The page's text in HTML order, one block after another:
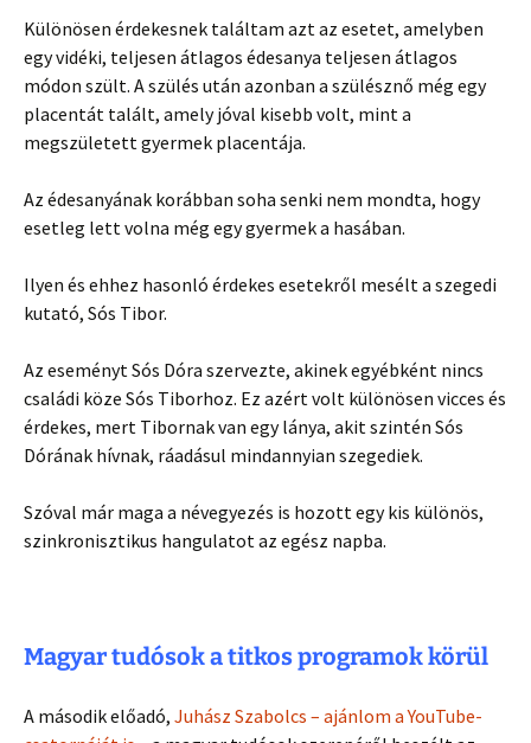
Különösen érdekesnek találtam azt az esetet, amelyben
egy vidéki, teljesen átlagos édesanya teljesen átlagos
módon szült. A szülés után azonban a szülésznő még egy
placentát talált, amely jóval kisebb volt, mint a
megszületett gyermek placentája.
Az édesanyának korábban soha senki nem mondta, hogy
esetleg lett volna még egy gyermek a hasában.
Ilyen és ehhez hasonló érdekes esetekről mesélt a szegedi
kutató, Sós Tibor.
Az eseményt Sós Dóra szervezte, akinek egyébként nincs
családi köze Sós Tiborhoz. Ez azért volt különösen vicces és
érdekes, mert Tibornak van egy lánya, akit szintén Sós
Dórának hívnak, ráadásul mindannyian szegediek.
Szóval már maga a névegyezés is hozott egy kis különös,
szinkronisztikus hangulatot az egész napba.
Magyar tudósok a titkos programok körül
A második előadó, Juhász Szabolcs – ajánlom a YouTube-